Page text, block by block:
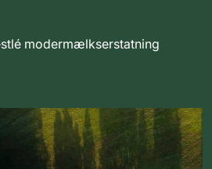
modermælkserstatning